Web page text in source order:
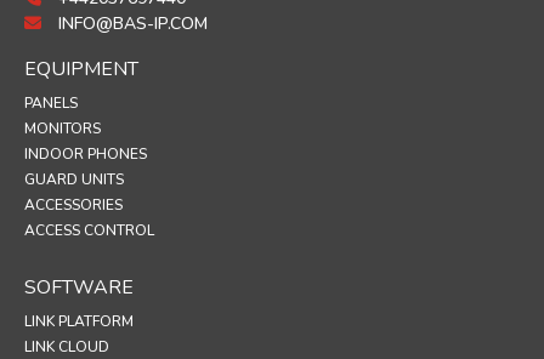
INFO@BAS-IP.COM
EQUIPMENT
PANELS
MONITORS
INDOOR PHONES
GUARD UNITS
ACCESSORIES
ACCESS CONTROL
SOFTWARE
LINK PLATFORM
LINK CLOUD